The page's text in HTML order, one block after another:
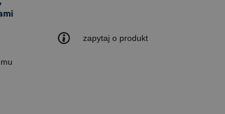
zapytaj o produkt